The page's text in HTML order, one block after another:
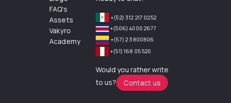
FAQ's
Assets
Vakyro
Academy
+(52) 312 217 0252
+(506) 4000 2677
+(57) 2 3800806
+(51) 168 05 520
Would you rather write
to us?
Contact us